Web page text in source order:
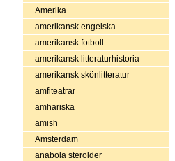
Amerika
amerikansk engelska
amerikansk fotboll
amerikansk litteraturhistoria
amerikansk skönlitteratur
amfiteatrar
amhariska
amish
Amsterdam
anabola steroider